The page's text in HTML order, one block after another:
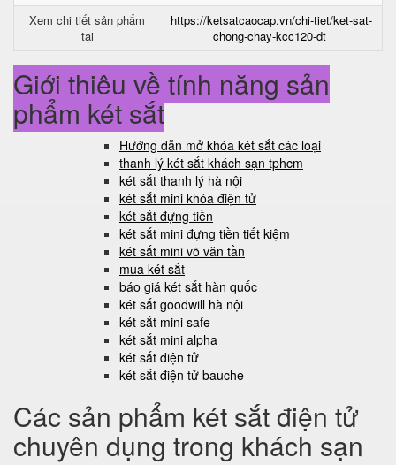
Xem chi tiết sản phẩm
tại
https://ketsatcaocap.vn/chi-tiet/ket-sat-
chong-chay-kcc120-dt
Giới thiệu về tính năng sản
phẩm két sắt
Hướng dẫn mở khóa két sắt các loại
thanh lý két sắt khách sạn tphcm
két sắt thanh lý hà nội
két sắt mini khóa điện tử
két sắt đựng tiền
két sắt mini đựng tiền tiết kiệm
két sắt mini võ văn tần
mua két sắt
báo giá két sắt hàn quốc
két sắt goodwill hà nội
két sắt mini safe
két sắt mini alpha
két sắt điện tử
két sắt điện tử bauche
Các sản phẩm két sắt điện tử
chuyên dụng trong khách sạn